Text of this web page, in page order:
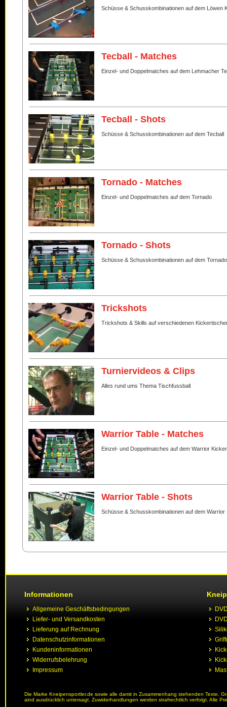
Schüsse & Schusskombinationen auf dem Löwen
Tecball - Matches
Einzel- und Doppelmatches auf dem Lehmacher
Tecball - Shots
Schüsse & Schusskombinationen auf dem Tecball
Tornado - Matches
Einzel- und Doppelmatches auf dem Tornado
Tornado - Shots
Schüsse & Schusskombinationen auf dem
Trickshots
Trickshots & Skills auf verschiedenen
Turniervideos & Clips
Alles rund ums Thema Tischfussball
Warrior Table - Matches
Einzel- und Doppelmatches auf dem Warrior Kicker
Warrior Table - Shots
Schüsse & Schusskombinationen auf dem Warrior
Informationen
Allgemeine Geschäftsbedingungen
Liefer- und Versandkosten
Lieferung auf Rechnung
Datenschutzinformationen
Kundeninformationen
Widerrufsbelehrung
Impressum
Die Marke Kneipensportler.de sowie alle damit in Zusammenhang stehenden Texte,
aind ausdrücklich untersagt. Zuwiderhandlungen werden strafrechtlich verfolgt. Alle